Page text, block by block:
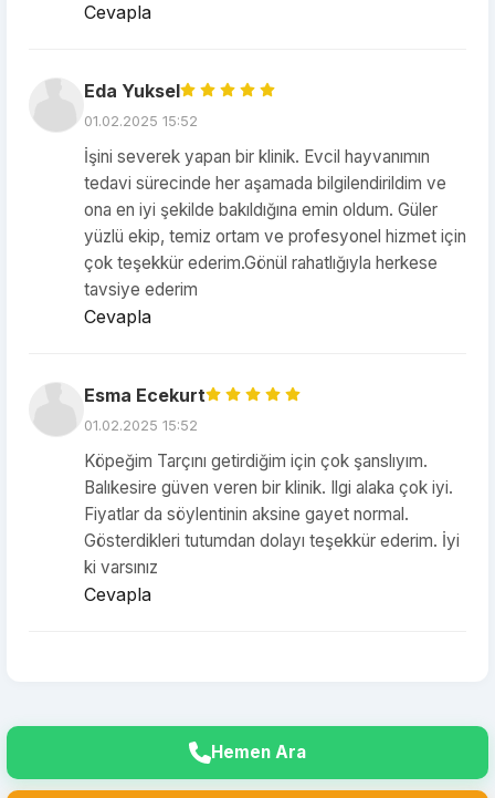
Cevapla
Eda Yuksel
01.02.2025 15:52
İşini severek yapan bir klinik. Evcil hayvanımın
tedavi sürecinde her aşamada bilgilendirildim ve
ona en iyi şekilde bakıldığına emin oldum. Güler
yüzlü ekip, temiz ortam ve profesyonel hizmet için
çok teşekkür ederim.Gönül rahatlığıyla herkese
tavsiye ederim
Cevapla
Esma Ecekurt
01.02.2025 15:52
Köpeğim Tarçını getirdiğim için çok şanslıyım.
Balıkesire güven veren bir klinik. Ilgi alaka çok iyi.
Fiyatlar da söylentinin aksine gayet normal.
Gösterdikleri tutumdan dolayı teşekkür ederim. İyi
ki varsınız
Cevapla
Hemen Ara